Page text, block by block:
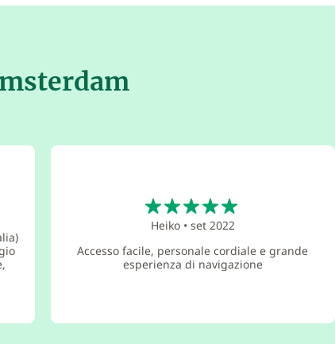
Heiko• set 2022
Accesso facile, personale cordiale e grande
esperienza di navigazione